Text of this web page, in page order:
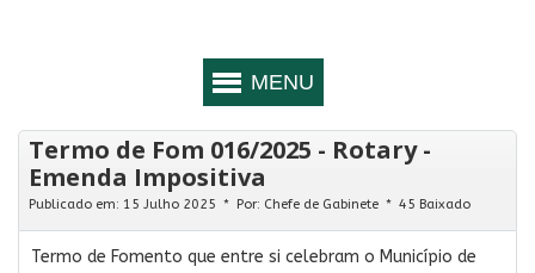
Termo de Fom 016/2025 - Rotary -
Emenda Impositiva
Publicado em: 15 Julho 2025 Por: Chefe de Gabinete 45 Baixado
Termo de Fomento que entre si celebram o Município de